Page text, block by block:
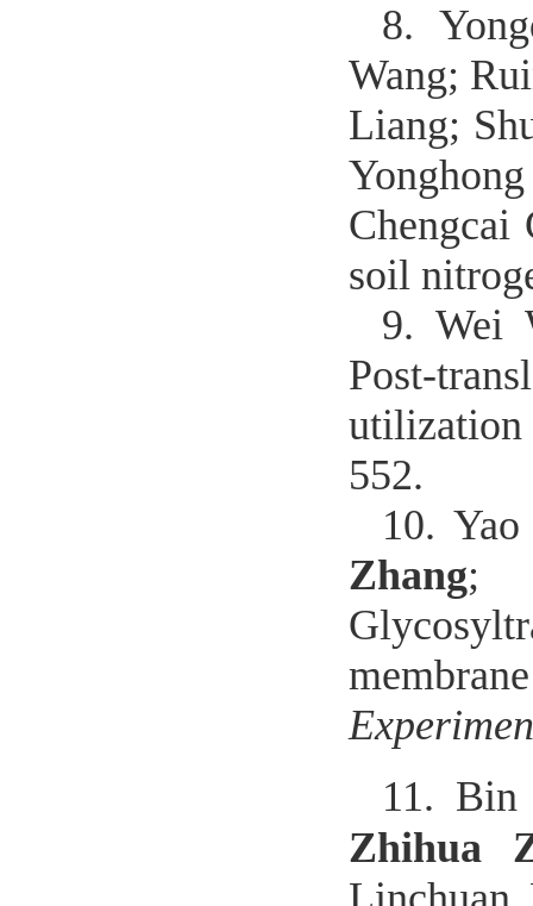
8.
Wang;
Liang;
Chengcai
soil
9. Wei
Post-
552.
10.
Zhang;
11. Bin
Zhihua